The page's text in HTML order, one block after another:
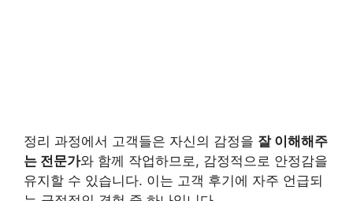
정리 과정에서 고객들은 자신의 감정을 잘 이해해주
는 전문가와 함께 작업하므로, 감정적으로 안정감을
유지할 수 있습니다. 이는 고객 후기에 자주 언급되